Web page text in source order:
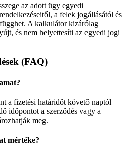
az adott ügy egyedi
a felek jogállásától és
A kalkulátor kizárólag
és nem helyettesíti az egyedi jogi
(FAQ)
a fizetési határidőt követő naptól
időpontot a szerződés vagy a
meg.
mértéke?